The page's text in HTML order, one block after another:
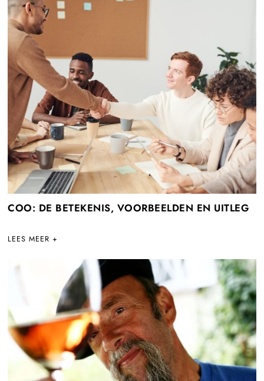
COO: DE BETEKENIS, VOORBEELDEN EN UITLEG
LEES MEER +